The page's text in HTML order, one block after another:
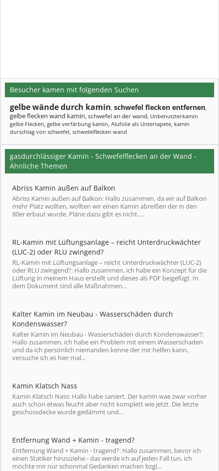
Besucher kamen mit folgenden Suchen
gelbe wände durch kamin, schwefel flecken entfernen,
gelbe flecken wand kamin, schwefel an der wand, Unbenutzterkamin
gelbe Flecken, gelbe verfärbung kamin, Alufolie als Untertapete, kamin
durschlag von schwefel, schwelelflecken wand
gasdurchlässiger Kamin - Schwefelflecken an der Wand -
Ähnliche Themen
Abriss Kamin außen auf Balkon
Abriss Kamin außen auf Balkon: Hallo zusammen, da wir auf Balkon
mehr Platz wollten, wollten wir einen Kamin abreißen der in den
80er erbaut wurde. Pläne dazu gibt es nicht....
RL-Kamin mit Lüftungsanlage – reicht Unterdruckwächter
(LUC-2) oder RLU zwingend?
RL-Kamin mit Lüftungsanlage – reicht Unterdruckwächter (LUC-2)
oder RLU zwingend?: Hallo zusammen, ich habe ein Konzept für die
Lüftung in meinem Haus erstellt und dieses als PDF beigefügt. In
dem Dokument sind alle Maßnahmen...
Kalter Kamin im Neubau - Wasserschäden durch
Kondenswasser?
Kalter Kamin im Neubau - Wasserschäden durch Kondenswasser?:
Hallo zusammen, ich habe ein Problem mit einem Wasserschaden
und da ich persönlich niemanden kenne der mir helfen kann,
versuche ich es hier mal...
Kamin Klatsch Nass
Kamin Klatsch Nass: Hallo habe saniert. Der kamin wae zwar vorher
auch schon etwas feucht aber nicht komplett wie jetzt. Die letzte
geschossdecke wurde gedämmt und...
Entfernung Wand + Kamin - tragend?
Entfernung Wand + Kamin - tragend?: Hallo zusammen, bevor ich
einen Statiker hinzuziehe - das werde ich auf jeden Fall tun, ich
möchte mir nur schonmal Gedanken machen bzgl...